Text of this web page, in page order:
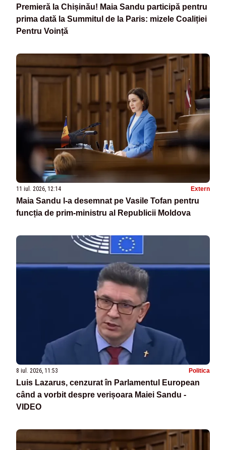
Premieră la Chișinău! Maia Sandu participă pentru
prima dată la Summitul de la Paris: mizele Coaliției
Pentru Voință
11 iul. 2026, 12:14 Extern
Maia Sandu l-a desemnat pe Vasile Tofan pentru
funcția de prim-ministru al Republicii Moldova
8 iul. 2026, 11:53 Politica
Luis Lazarus, cenzurat în Parlamentul European
când a vorbit despre verișoara Maiei Sandu -
VIDEO